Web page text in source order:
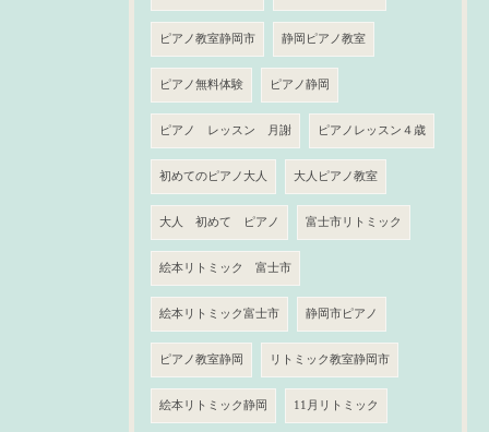
ピアノ教室静岡市 静岡ピアノ教室
ピアノ無料体験 ピアノ静岡
ピアノ レッスン 月謝 ピアノレッスン４歳
初めてのピアノ大人 大人ピアノ教室
大人 初めて ピアノ 富士市リトミック
絵本リトミック 富士市
絵本リトミック富士市 静岡市ピアノ
ピアノ教室静岡 リトミック教室静岡市
絵本リトミック静岡 11月リトミック